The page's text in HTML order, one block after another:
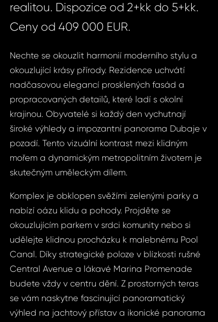
realitou. Dispozice od 2+kk do 5+kk.
Ceny od 409 000 EUR.
Nechte se okouzlit harmonií moderního stylu a
okouzlující krásy přírody. Rezidence uchvátí
nadčasovou elegancí prosklených fasád a
propracovaných detailů, které ladí s okolní
krajinou. Obyvatelé si každý den vychutnají
široké výhledy a impozantní panorama Dubaje v
pozadí. Tento vizuální kontrast mezi klidným
mořem a dynamickým metropolitním životem je
skutečným uměleckým dílem.
Komplex je obklopen svěžími zelenými parky a
nabízí oázu klidu a pohody. Projděte se
okouzlujícím parkem v srdci komunity nebo si
udělejte klidnou procházku k malebnému Pool
Canal. Díky strategické poloze v blízkosti rušné
Central Avenue a lákavé Marina Promenade
budete vždy v centru dění. Z prostorných teras
se vám naskytne fascinující panoramatický
výhled na jachtový přístav a ikonické panorama